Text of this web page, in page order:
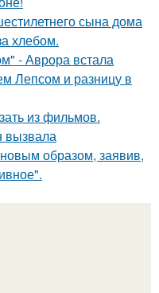
сына дома
хлебом.
- Аврора встала
Лепсом и разницу в
из фильмов.
вызвала
образом, заявив,